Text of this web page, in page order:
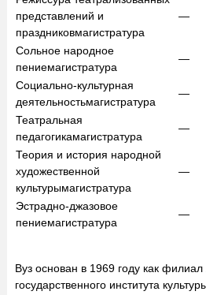
представлений и
праздниковмагистратура
—
Сольное народное
пениемагистратура
—
Социально-культурная
деятельностьмагистратура
—
Театральная
педагогикамагистратура
—
Теория и история народной
художественной
культурымагистратура
—
Эстрадно-джазовое
пениемагистратура
—
Вуз основан в 1969 году как филиал
государственного института